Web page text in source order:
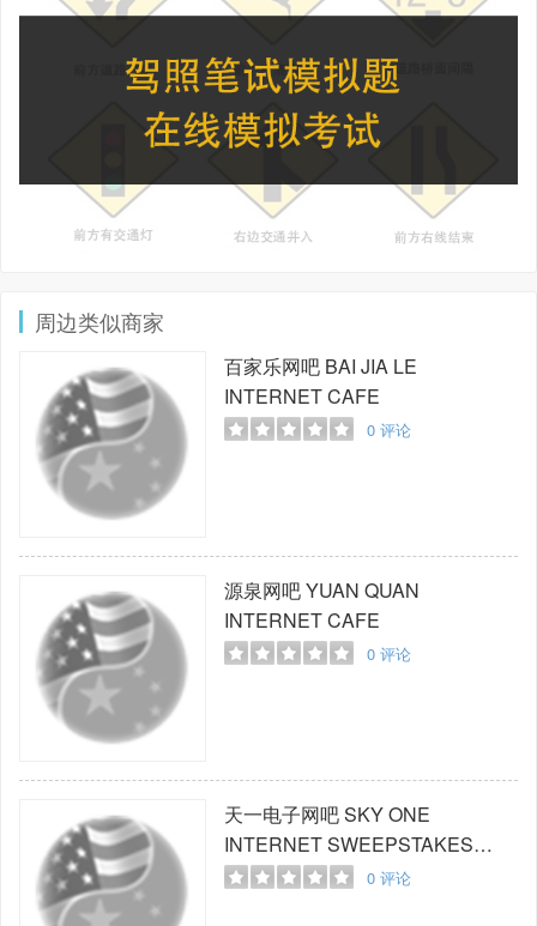
周边类似商家
百家乐网吧BAI JIA LE
INTERNET CAFE
0评论
源泉网吧YUAN QUAN
INTERNET CAFE
0评论
天一电子网吧SKY ONE
INTERNET SWEEPSTAKES
CAFE
0评论